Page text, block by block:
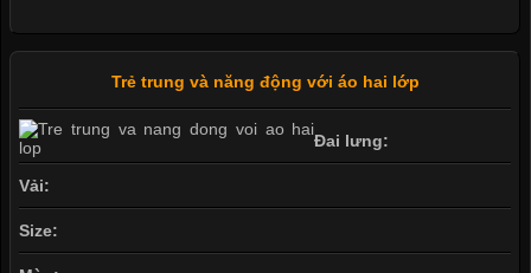
Trẻ trung và năng động với áo hai lớp
Đai lưng:
Vải:
Size: